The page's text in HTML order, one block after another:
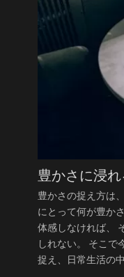
豊かさに浸
豊かさの捉え方は
にとって何が豊か
体感しなければ、
しれない。 そこで
捉え、日常生活の